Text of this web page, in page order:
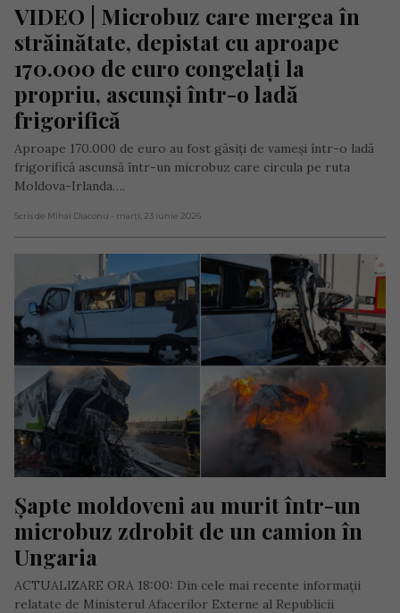
VIDEO | Microbuz care mergea în
străinătate, depistat cu aproape
170.000 de euro congelați la
propriu, ascunși într-o ladă
frigorifică
Aproape 170.000 de euro au fost găsiți de vameși într-o ladă
frigorifică ascunsă într-un microbuz care circula pe ruta
Moldova-Irlanda….
Scris de Mihai Diaconu - marți, 23 iunie 2026
Șapte moldoveni au murit într-un
microbuz zdrobit de un camion în
Ungaria
ACTUALIZARE ORA 18:00: Din cele mai recente informații
relatate de Ministerul Afacerilor Externe al Republicii